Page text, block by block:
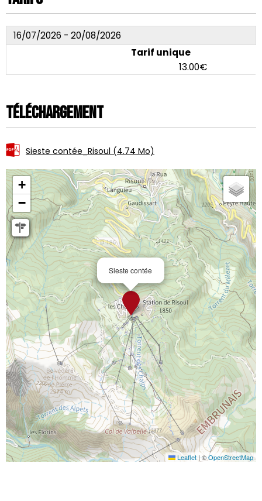
16/07/2026 - 20/08/2026
Tarif unique
13.00€
Téléchargement
Sieste contée_Risoul (4.74 Mo)
Sieste contée
+
−
Leaflet | ©OpenStreetMap